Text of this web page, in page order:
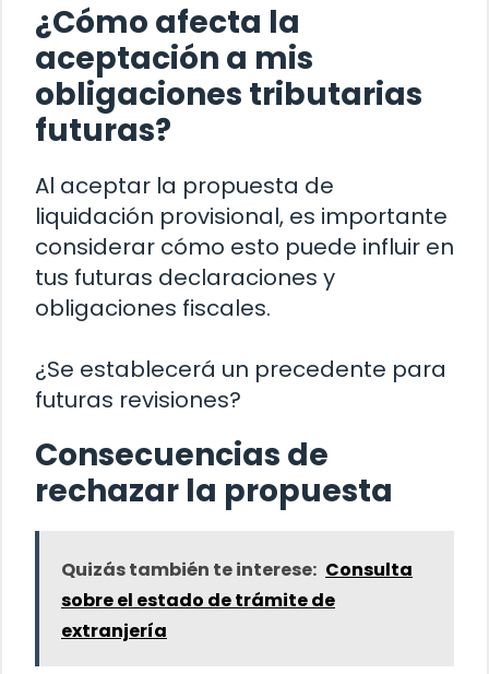
¿Cómo afecta la
aceptación a mis
obligaciones tributarias
futuras?
Al aceptar la propuesta de
liquidación provisional, es importante
considerar cómo esto puede influir en
tus futuras declaraciones y
obligaciones fiscales.
¿Se establecerá un precedente para
futuras revisiones?
Consecuencias de
rechazar la propuesta
Quizás también te interese: Consulta
sobre el estado de trámite de
extranjería